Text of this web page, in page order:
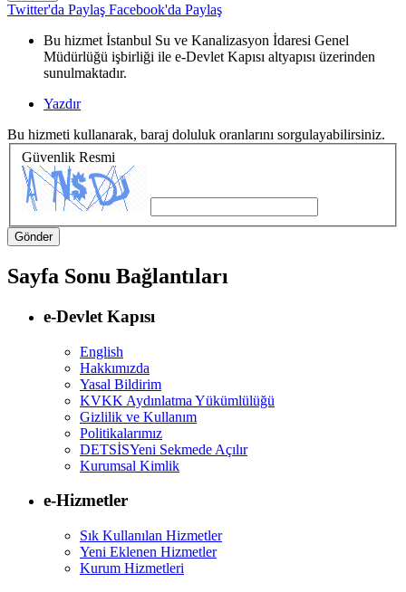
Twitter'da Paylaş Facebook'da Paylaş
Bu hizmet İstanbul Su ve Kanalizasyon İdaresi Genel
Müdürlüğü işbirliği ile e-Devlet Kapısı altyapısı üzerinden
sunulmaktadır.
Yazdır
Bu hizmeti kullanarak, baraj doluluk oranlarını sorgulayabilirsiniz.
Güvenlik Resmi
Sayfa Sonu Bağlantıları
e-Devlet Kapısı
English
Hakkımızda
Yasal Bildirim
KVKK Aydınlatma Yükümlülüğü
Gizlilik ve Kullanım
Politikalarımız
DETSİSYeni Sekmede Açılır
Kurumsal Kimlik
e-Hizmetler
Sık Kullanılan Hizmetler
Yeni Eklenen Hizmetler
Kurum Hizmetleri